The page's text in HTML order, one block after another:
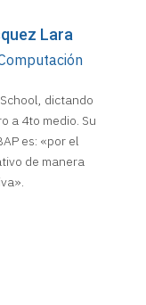
Lara
dictando
a 4to medio. Su
es: «por el
de manera